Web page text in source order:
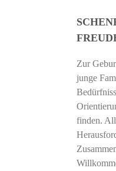
Zur
junge
finden.